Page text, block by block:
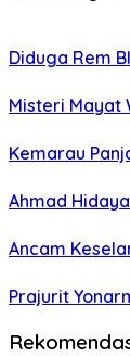
Diduga Rem
Misteri Mayat
Kemarau
Ahmad
Ancam
Prajurit